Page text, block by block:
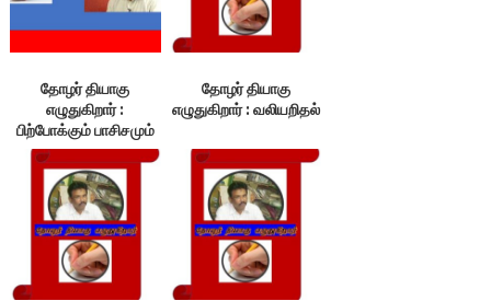
தோழர் தியாகு
எழுதுகிறார் :
பிற்போக்கும் பாசிசமும்
ஒன்றா?
தோழர் தியாகு
எழுதுகிறார் : வலியறிதல்